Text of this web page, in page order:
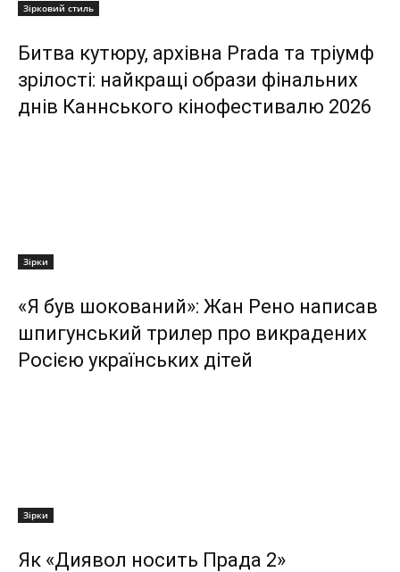
Зірковий стиль
Битва кутюру, архівна Prada та тріумф
зрілості: найкращі образи фінальних
днів Каннського кінофестивалю 2026
Зірки
«Я був шокований»: Жан Рено написав
шпигунський трилер про викрадених
Росією українських дітей
Зірки
Як «Диявол носить Прада 2»